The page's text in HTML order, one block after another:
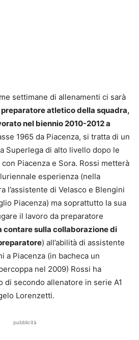
settimane di allenamenti ci sarà
preparatore atletico della squadra,
nel biennio 2010-2012 a
1965 da Piacenza, si tratta di un
Superlega di alto livello dopo le
Piacenza e Sora. Rossi metterà
esperienza (nella
l’assistente di Velasco e Blengini
Piacenza) ma soprattutto la sua
il lavoro da preparatore
contare sulla collaborazione di
) all’abilità di assistente
a Piacenza (in bacheca un
nel 2009) Rossi ha
secondo allenatore in serie A1
Lorenzetti.
pubblicità